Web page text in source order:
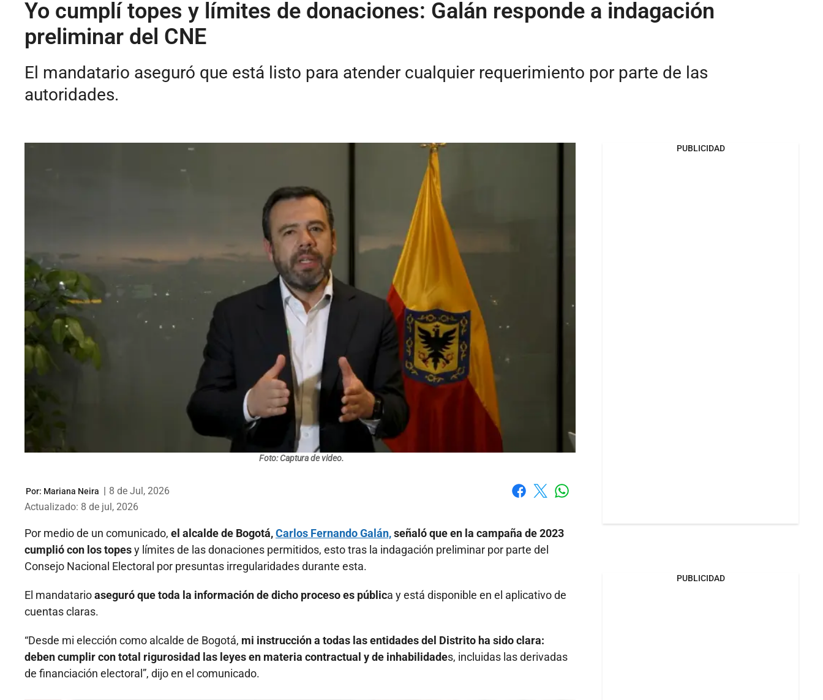
Yo cumplí topes y límites de donaciones: Galán responde a indagación
preliminar del CNE
El mandatario aseguró que está listo para atender cualquier requerimiento por parte de las
autoridades.
Foto: Captura de video.
Por: Mariana Neira | 8 de Jul, 2026
Actualizado: 8 de jul, 2026
Por medio de un comunicado, el alcalde de Bogotá,Carlos Fernando Galán,señaló que en la campaña de 2023
cumplió con los topesy límites de las donaciones permitidos, esto tras la indagación preliminar por parte del
Consejo Nacional Electoral por presuntas irregularidades durante esta.
El mandatarioaseguró que toda la información de dicho proceso es pública y está disponible en el aplicativo de
cuentas claras.
“Desde mi elección como alcalde de Bogotá, mi instrucción a todas las entidades del Distrito ha sido clara:
deben cumplir con total rigurosidad las leyes en materia contractual y de inhabilidades, incluidas las derivadas
de financiación electoral”, dijo en el comunicado.
PUBLICIDAD
PUBLICIDAD